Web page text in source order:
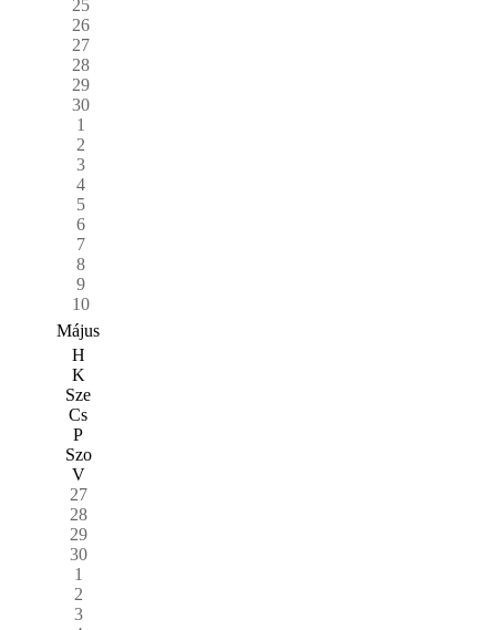
25
26
27
28
29
30
1
2
3
4
5
6
7
8
9
10
Május
H
K
Sze
Cs
P
Szo
V
27
28
29
30
1
2
3